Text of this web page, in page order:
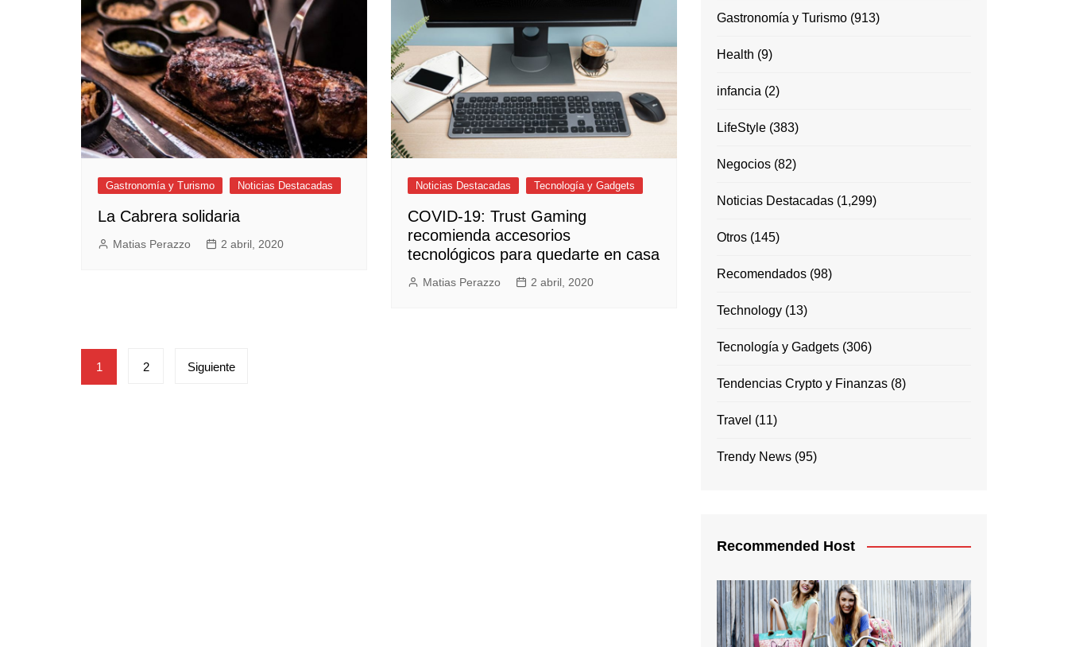
Gastronomía y Turismo Noticias Destacadas
La Cabrera solidaria
Matias Perazzo 2 abril, 2020
Noticias Destacadas Tecnología y Gadgets
COVID-19: Trust Gaming
recomienda accesorios
tecnológicos para quedarte en casa
Matias Perazzo 2 abril, 2020
Paginación
de
1 2 Siguiente
Gastronomía y Turismo (913)
Health (9)
infancia (2)
LifeStyle (383)
Negocios (82)
Noticias Destacadas (1,299)
Otros (145)
Recomendados (98)
Technology (13)
Tecnología y Gadgets (306)
Tendencias Crypto y Finanzas (8)
Travel (11)
Trendy News (95)
Recommended Host